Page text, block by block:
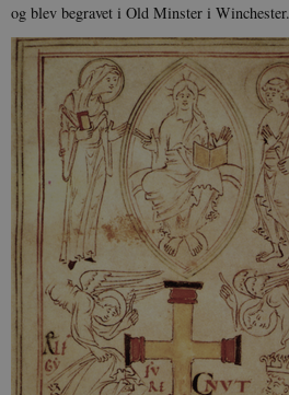
og blev begravet i Old Minster i Winchester.